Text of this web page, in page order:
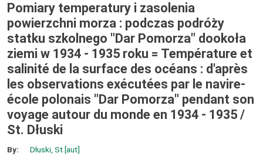
Pomiary temperatury i zasolenia
powierzchni morza : podczas podróz̀y
statku szkolnego "Dar Pomorza" dookoła
ziemi w 1934 - 1935 roku = Température et
salinité de la surface des océans : d'après
les observations exécutées par le navire-
école polonais "Dar Pomorza" pendant son
voyage autour du monde en 1934 - 1935 /
St. Dłuski
By: Dłuski, St[aut]